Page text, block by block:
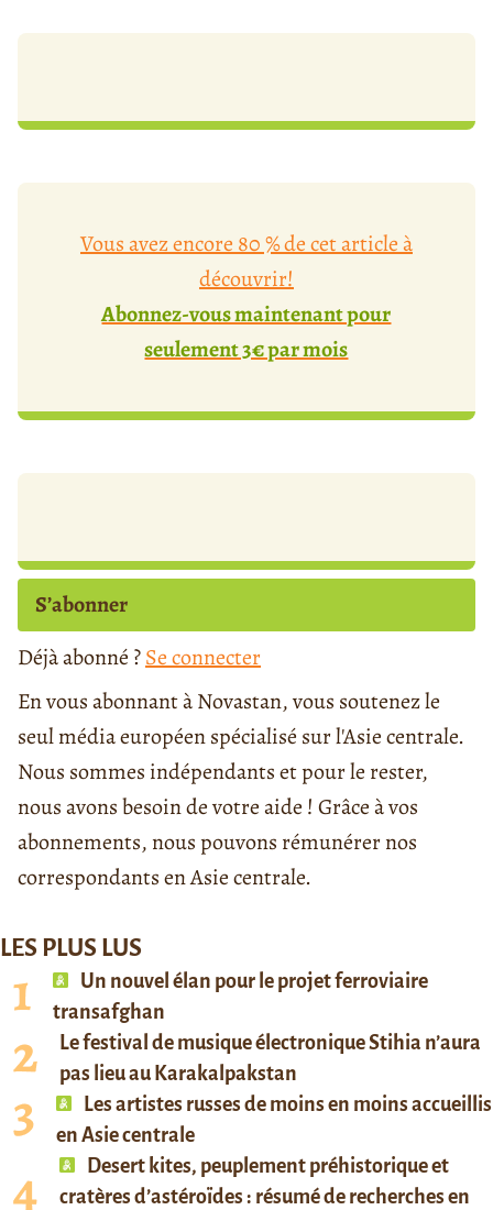
Vous avez encore 80 % de cet article à
découvrir!
Abonnez-vous maintenant pour
seulement 3€ par mois
S’abonner
Déjà abonné ?Se connecter
En vous abonnant à Novastan, vous soutenez le
seul média européen spécialisé sur l'Asie centrale.
Nous sommes indépendants et pour le rester,
nous avons besoin de votre aide ! Grâce à vos
abonnements, nous pouvons rémunérer nos
correspondants en Asie centrale.
LES PLUS LUS
Un nouvel élan pour le projet ferroviaire
transafghan
Le festival de musique électronique Stihia n’aura
pas lieu au Karakalpakstan
Les artistes russes de moins en moins accueillis
en Asie centrale
Desert kites, peuplement préhistorique et
cratères d’astéroïdes : résumé de recherches en